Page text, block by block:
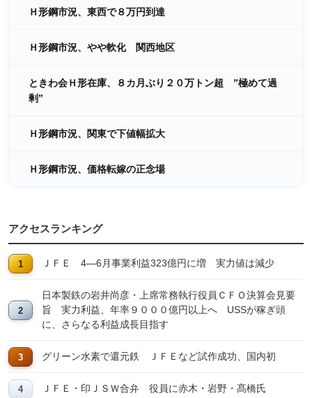
Ｈ形鋼市況、東西で８万円到達
Ｈ形鋼市況、やや軟化 関西地区
ときわ会Ｈ形在庫、８カ月ぶり２０万トン超 ”極めて過
剰”
Ｈ形鋼市況、関東で下値幅拡大
Ｈ形鋼市況、価格転嫁の正念場
アクセスランキング
ＪＦＥ 4―6月事業利益323億円に増 実力値は減少
日本製鉄の岩井尚彦・上席常務執行役員ＣＦＯ決算会見要
旨 実力利益、年率９０００億円以上へ USSが稼ぎ頭
に、さらなる利益成長目指す
グリーン水素で還元鉄 ＪＦＥなど試作成功、国内初
ＪＦＥ・印ＪＳＷ合弁 役員に赤木・岩野・髙橋氏